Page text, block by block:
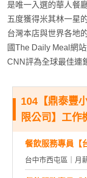
是唯一入選的華人餐
五度獲得米其林一星
台灣本店與世界各地
國The Daily Meal網
CNN評為全球最佳連
104【鼎泰豐
限公司】工作
餐飲服務專員【
台中市西屯區｜月